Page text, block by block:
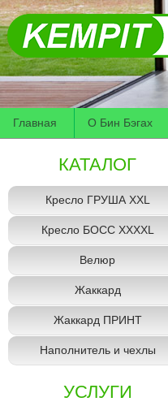
Главная О Бин Бэгах
КАТАЛОГ
Кресло ГРУША XXL
Кресло БОСС XXXXL
Велюр
Жаккард
Жаккард ПРИНТ
Наполнитель и чехлы
УСЛУГИ